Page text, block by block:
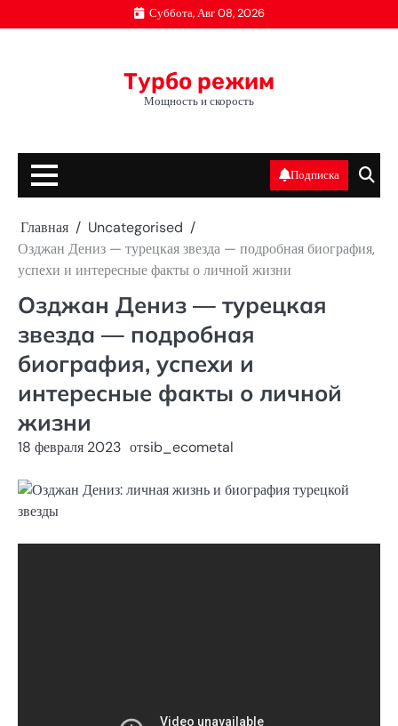
к
Суббота, Авг 08, 2026
Турбо режим
Мощность и скорость
Подписка
Главная
Uncategorised
Озджан Дениз — турецкая звезда — подробная биография,
успехи и интересные факты о личной жизни
Озджан Дениз — турецкая
звезда — подробная
биография, успехи и
интересные факты о личной
жизни
18 февраля 2023 отsib_ecometal